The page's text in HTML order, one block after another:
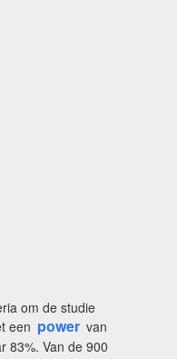
om de studie
een power van
83%. Van de 900